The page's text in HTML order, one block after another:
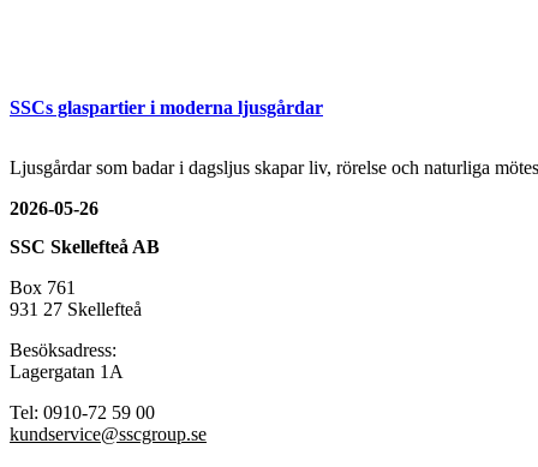
SSCs glaspartier i moderna ljusgårdar
Ljusgårdar som badar i dagsljus skapar liv, rörelse och naturliga
2026-05-26
SSC Skellefteå AB
Box 761
931 27 Skellefteå
Besöksadress:
Lagergatan 1A
Tel: 0910-72 59 00
kundservice@sscgroup.se